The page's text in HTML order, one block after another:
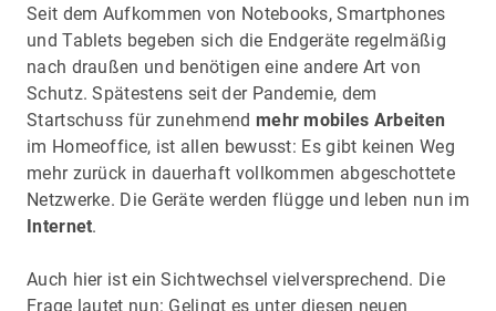
Seit dem Aufkommen von Notebooks, Smartphones
und Tablets begeben sich die Endgeräte regelmäßig
nach draußen und benötigen eine andere Art von
Schutz. Spätestens seit der Pandemie, dem
Startschuss für zunehmend mehr mobiles Arbeiten
im Homeoffice, ist allen bewusst: Es gibt keinen Weg
mehr zurück in dauerhaft vollkommen abgeschottete
Netzwerke. Die Geräte werden flügge und leben nun im
Internet.
Auch hier ist ein Sichtwechsel vielversprechend. Die
Frage lautet nun: Gelingt es unter diesen neuen